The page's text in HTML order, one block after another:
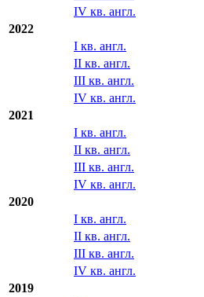
IV кв. англ.
2022
I кв. англ.
II кв. англ.
III кв. англ.
IV кв. англ.
2021
I кв. англ.
II кв. англ.
III кв. англ.
IV кв. англ.
2020
I кв. англ.
II кв. англ.
III кв. англ.
IV кв. англ.
2019